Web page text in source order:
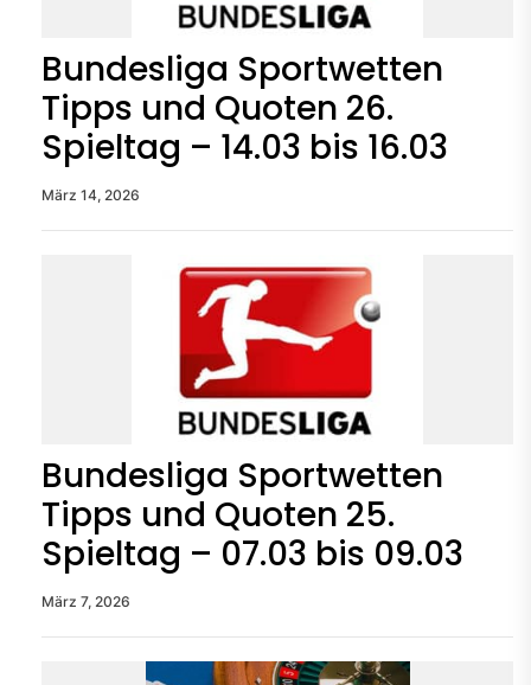
Bundesliga Sportwetten
Tipps und Quoten 26.
Spieltag – 14.03 bis 16.03
März 14, 2026
Bundesliga Sportwetten
Tipps und Quoten 25.
Spieltag – 07.03 bis 09.03
März 7, 2026